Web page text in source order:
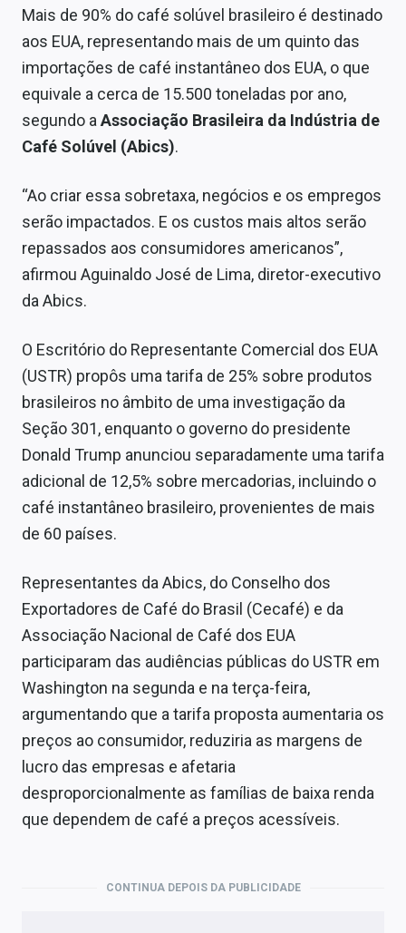
Expediente
Contato
Mais de 90% do café solúvel brasileiro é destinado
aos EUA, representando mais de um quinto das
importações de café instantâneo dos EUA, o que
equivale a cerca de 15.500 toneladas por ano,
segundo aAssociação Brasileira da Indústria de
Café Solúvel (Abics).
“Ao criar essa sobretaxa, negócios e os empregos
serão impactados. E os custos mais altos serão
repassados aos consumidores americanos”,
afirmou Aguinaldo José de Lima, diretor-executivo
da Abics.
O Escritório do Representante Comercial dos EUA
(USTR) propôs uma tarifa de 25% sobre produtos
brasileiros no âmbito de uma investigação da
Seção 301, enquanto o governo do presidente
Donald Trump anunciou separadamente uma tarifa
adicional de 12,5% sobre mercadorias, incluindo o
café instantâneo brasileiro, provenientes de mais
de 60 países.
Representantes da Abics, do Conselho dos
Exportadores de Café do Brasil (Cecafé) e da
Associação Nacional de Café dos EUA
participaram das audiências públicas do USTR em
Washington na segunda e na terça-feira,
argumentando que a tarifa proposta aumentaria os
preços ao consumidor, reduziria as margens de
lucro das empresas e afetaria
desproporcionalmente as famílias de baixa renda
que dependem de café a preços acessíveis.
CONTINUA DEPOIS DA PUBLICIDADE